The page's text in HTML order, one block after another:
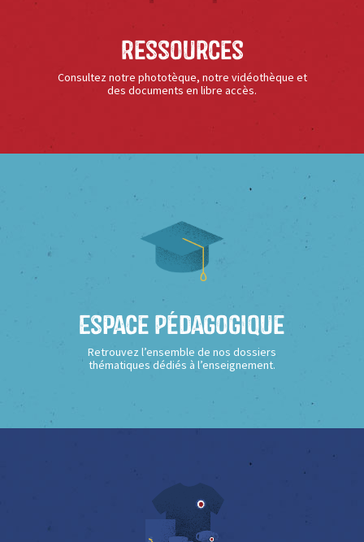
Ressources
Consultez notre phototèque, notre vidéothèque et
des documents en libre accès.
Espace Pédagogique
Retrouvez l’ensemble de nos dossiers
thématiques dédiés à l’enseignement.